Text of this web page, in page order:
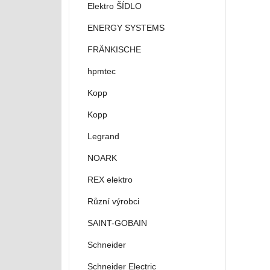
Elektro ŠÍDLO
ENERGY SYSTEMS
FRÄNKISCHE
hpmtec
Kopp
Kopp
Legrand
NOARK
REX elektro
Různí výrobci
SAINT-GOBAIN
Schneider
Schneider Electric